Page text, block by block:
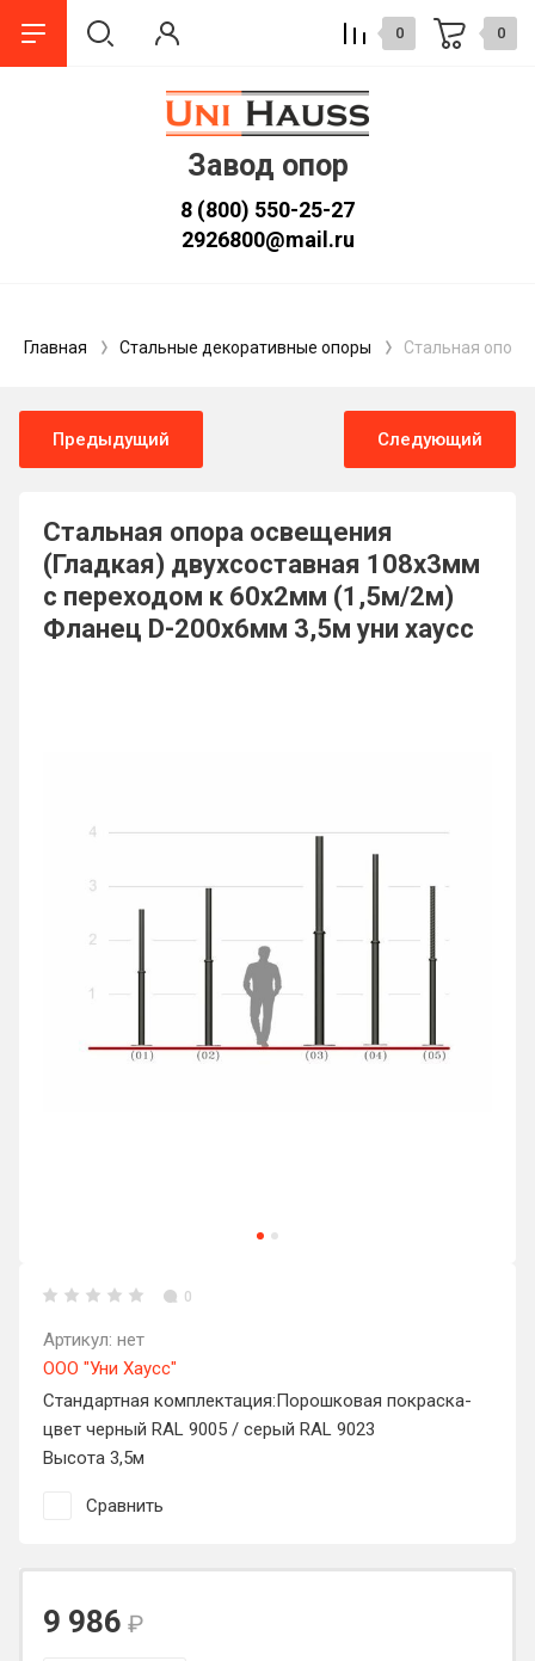
Завод опор
8 (800) 550-25-27
2926800@mail.ru
0 0
Главная Стальные декоративные опоры Стальная
Предыдущий Следующий
Стальная опора освещения
(Гладкая) двухсоставная 108х3мм
с переходом к 60х2мм (1,5м/2м)
Фланец D-200х6мм 3,5м уни хаусс
0
Артикул: нет
ООО "Уни Хаусс"
Стандартная комплектация:Порошковая покраска-
цвет черный RAL 9005 / серый RAL 9023
Высота 3,5м
Сравнить
9 986 ₽